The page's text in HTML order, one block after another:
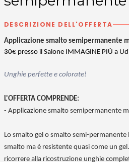
DESCRIZIONE DELL'OFFERTA
Applicazione smalto semipermanente
30€ presso il Salone IMMAGINE PIÙ a
Unghie perfette e colorate!
L'OFFERTA COMPRENDE:
- Applicazione smalto semipermanente
Lo smalto gel o smalto semi-
smalto ma è resistente quasi come un
ricorrere alla ricostruzione unghie